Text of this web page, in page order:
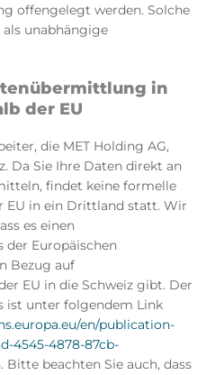
offengelegt werden. Solche
unabhängige
in
der EU
die MET Holding AG,
Da Sie Ihre Daten direkt an
findet keine formelle
EU in ein Drittland statt. Wir
es einen
der Europäischen
Bezug auf
EU in die Schweiz gibt. Der
ist unter folgendem Link
en/publication-
4545-4878-87cb-
. Bitte beachten Sie auch, dass